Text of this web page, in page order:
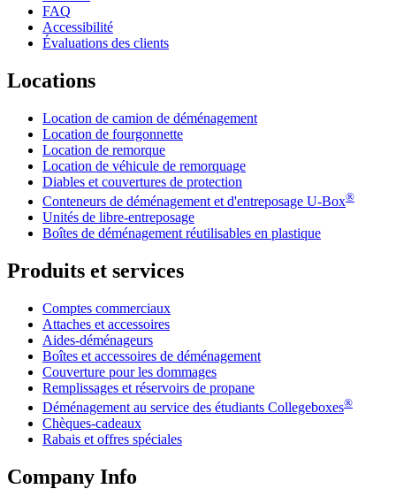
FAQ
Accessibilité
Évaluations des clients
Locations
Location de camion de déménagement
Location de fourgonnette
Location de remorque
Location de véhicule de remorquage
Diables et couvertures de protection
Conteneurs de déménagement et d'entreposage U-Box®
Unités de libre-entreposage
Boîtes de déménagement réutilisables en plastique
Produits et services
Comptes commerciaux
Attaches et accessoires
Aides-déménageurs
Boîtes et accessoires de déménagement
Couverture pour les dommages
Remplissages et réservoirs de propane
Déménagement au service des étudiants Collegeboxes®
Chèques-cadeaux
Rabais et offres spéciales
Company Info